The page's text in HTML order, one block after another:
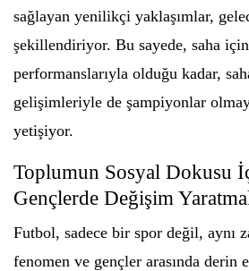
sağlayan yenilikçi yaklaşımlar,
şekillendiriyor. Bu sayede, saha
performanslarıyla olduğu kadar,
gelişimleriyle de şampiyonlar
yetişiyor.
Toplumun Sosyal Dokusu
Gençlerde Değişim
Futbol, sadece bir spor değil, aynı
fenomen ve gençler arasında derin